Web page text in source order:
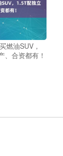
燃油SUV，
、合资都有！